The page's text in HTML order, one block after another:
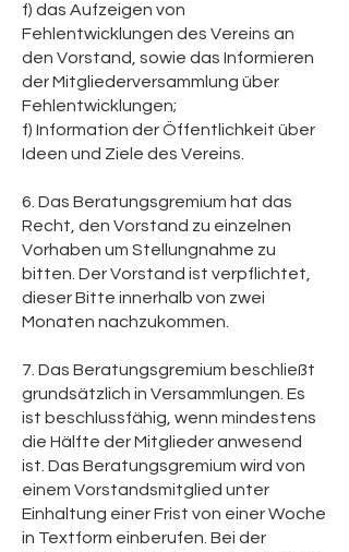
f) das Aufzeigen von
Fehlentwicklungen des Vereins an
den Vorstand, sowie das Informieren
der Mitgliederversammlung über
Fehlentwicklungen;
f) Information der Öffentlichkeit über
Ideen und Ziele des Vereins.
6. Das Beratungsgremium hat das
Recht, den Vorstand zu einzelnen
Vorhaben um Stellungnahme zu
bitten. Der Vorstand ist verpflichtet,
dieser Bitte innerhalb von zwei
Monaten nachzukommen.
7. Das Beratungsgremium beschließt
grundsätzlich in Versammlungen. Es
ist beschlussfähig, wenn mindestens
die Hälfte der Mitglieder anwesend
ist. Das Beratungsgremium wird von
einem Vorstandsmitglied unter
Einhaltung einer Frist von einer Woche
in Textform einberufen. Bei der